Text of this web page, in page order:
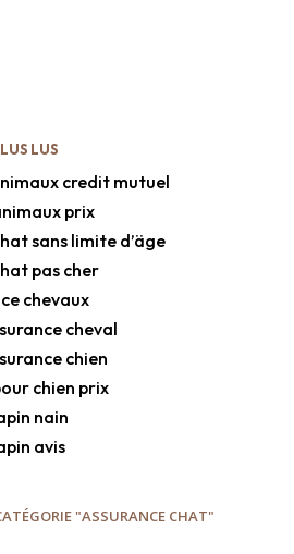
LUS
credit mutuel
prix
sans limite d’äge
pas cher
chevaux
cheval
chien
chien prix
nain
avis
"ASSURANCE CHAT"